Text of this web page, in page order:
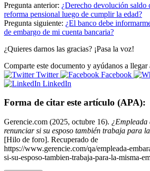
Pregunta anterior: ¿Derecho devolución saldo
reforma pensional luego de cumplir la edad?
Pregunta siguiente: ¿El banco debe
de embargo de mi cuenta bancaria?
¿Quieres darnos las gracias? ¡Pasa la voz!
Comparte este documento y ayúdanos a llegar
Twitter
Facebook
LinkedIn
Forma de citar este artículo (APA):
Gerencie.com (2025, octubre 16). ¿Empleada
renunciar si su esposo también trabaja para
[Hilo de foro]. Recuperado de
https://www.gerencie.com/qa/empleada-
si-su-esposo-tambien-trabaja-para-la-misma-